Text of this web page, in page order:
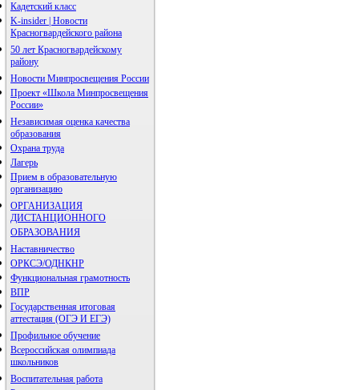
Кадетский класс
K-insider | Новости
Красногвардейского района
50 лет Красногвардейскому
району
Новости Минпросвещения России
Проект «Школа Минпросвещения
России»
Независимая оценка качества
образования
Охрана труда
Лагерь
Прием в образовательную
организацию
ОРГАНИЗАЦИЯ
ДИСТАНЦИОННОГО
ОБРАЗОВАНИЯ
Наставничество
ОРКСЭ/ОДНКНР
Функциональная грамотность
ВПР
Государственная итоговая
аттестация (ОГЭ И ЕГЭ)
Профильное обучение
Всероссийская олимпиада
школьников
Воспитательная работа